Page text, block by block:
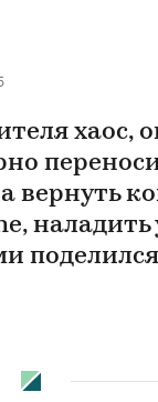
хаос,
вернуть
наладить